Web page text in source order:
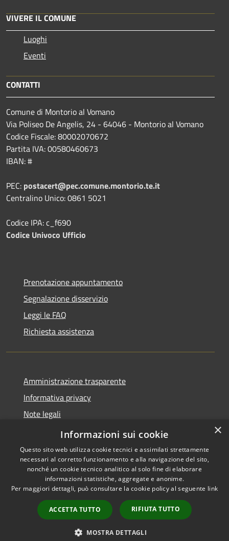
VIVERE IL COMUNE
Luoghi
Eventi
CONTATTI
Comune di Montorio al Vomano
Via Poliseo De Angelis, 24 - 64046 - Montorio al Vomano
Codice Fiscale: 80002070672
Partita IVA: 00580460673
IBAN: #
PEC: postacert@pec.comune.montorio.te.it
Centralino Unico: 0861 5021
Codice IPA: c_f690
Codice Univoco Ufficio
Prenotazione appuntamento
Segnalazione disservizio
Leggi le FAQ
Richiesta assistenza
Amministrazione trasparente
Informativa privacy
Note legali
Dichiarazione di accessibilità
Accessibilità
Copyright © 2026 • Comune di
Montorio al Vomano • Powered
byMunicipium
Accesso
redazione
×
Informazioni sui cookie
Questo sito web utilizza cookie tecnici e assimilati strettamente
necessari al corretto funzionamento e alla navigazione del sito,
nonché un cookie tecnico analitico al solo fine di elaborare
informazioni statistiche, aggregate e anonime.
Per maggiori dettagli, può consultare la cookie policy al seguente link
ACCETTA TUTTO RIFIUTA TUTTO
MOSTRA DETTAGLI